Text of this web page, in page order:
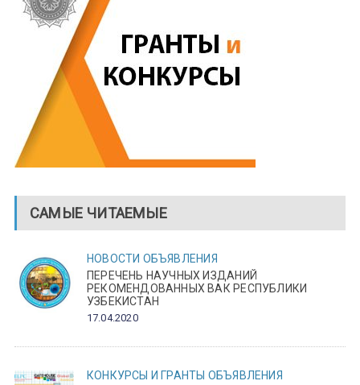
САМЫЕ ЧИТАЕМЫЕ
НОВОСТИ ОБЪЯВЛЕНИЯ
ПЕРЕЧЕНЬ НАУЧНЫХ ИЗДАНИЙ
РЕКОМЕНДОВАННЫХ ВАК РЕСПУБЛИКИ
УЗБЕКИСТАН
17.04.2020
КОНКУРСЫ И ГРАНТЫ ОБЪЯВЛЕНИЯ